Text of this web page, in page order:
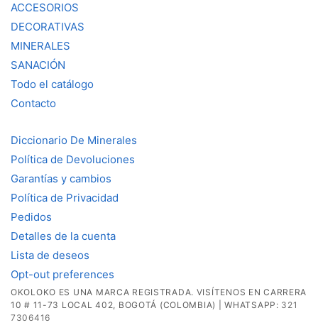
ACCESORIOS
DECORATIVAS
MINERALES
SANACIÓN
Todo el catálogo
Contacto
Diccionario De Minerales
Política de Devoluciones
Garantías y cambios
Política de Privacidad
Pedidos
Detalles de la cuenta
Lista de deseos
Opt-out preferences
OKOLOKO ES UNA MARCA REGISTRADA. VISÍTENOS EN CARRERA
10 # 11-73 LOCAL 402, BOGOTÁ (COLOMBIA) | WHATSAPP: 321
7306416